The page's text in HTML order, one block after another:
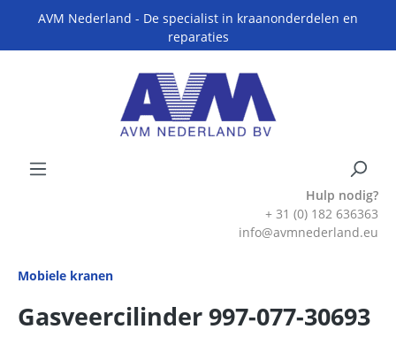
AVM Nederland - De specialist in kraanonderdelen en
reparaties
Hulp nodig?
+ 31 (0) 182 636363
info@avmnederland.eu
Mobiele kranen
Gasveercilinder 997-077-30693